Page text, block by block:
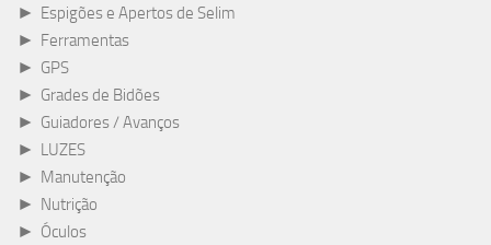
► Espigões e Apertos de Selim
► Ferramentas
► GPS
► Grades de Bidões
► Guiadores / Avanços
► LUZES
► Manutenção
► Nutrição
► Óculos